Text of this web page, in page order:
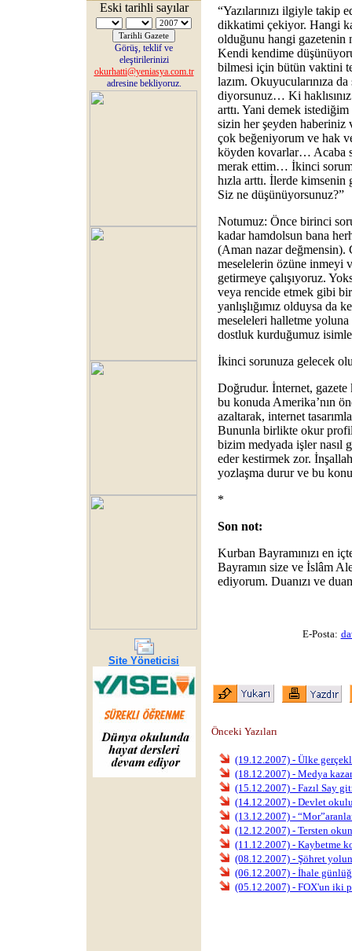
Eski tarihli sayılar
Görüş, teklif ve
eleştirilerinizi
okurhatti@yeniasya.com.tr
adresine bekliyoruz.
Site Yöneticisi
“Yazılarınızı ilgiyle takip
dikkatimi çekiyor. Hangi
olduğunu hangi gazetenin
Kendi kendime
bilmesi için bütün vaktini
lazım. Okuyucularınıza
diyorsunuz… Ki
arttı. Yani demek
sizin her şeyden haberiniz
çok beğeniyorum ve hak
köyden kovarlar… Acaba
merak ettim… İkinci
hızla arttı. İlerde kimsenin
Siz ne düşünüyorsunuz?”
Notumuz: Önce birinci
kadar hamdolsun bana
(Aman nazar değmensin).
meselelerin özüne inmeyi
getirmeye çalışıyoruz.
veya rencide etmek gibi
yanlışlığımız olduysa da
meseleleri halletme
dostluk kurduğumuz
İkinci sorunuza gelecek
Doğrudur. İnternet,
bu konuda Amerika’nın
azaltarak, internet
Bununla birlikte okur
bizim medyada işler nasıl
eder kestirmek zor.
yozlaşma durur ve bu
*
Son not:
Kurban Bayramınızı en
Bayramın size ve İslâm
ediyorum. Duanızı ve
E-Posta:
Önceki Yazıları
(19.12.2007) - Ülke
(18.12.2007) - Medya
(15.12.2007) - Fazıl Say
(14.12.2007) - Devlet
(13.12.2007) -
(12.12.2007) - Tersten
(11.12.2007) - Kaybetme
(08.12.2007) - Şöhret
(06.12.2007) - İhale
(05.12.2007) - FOX'un iki